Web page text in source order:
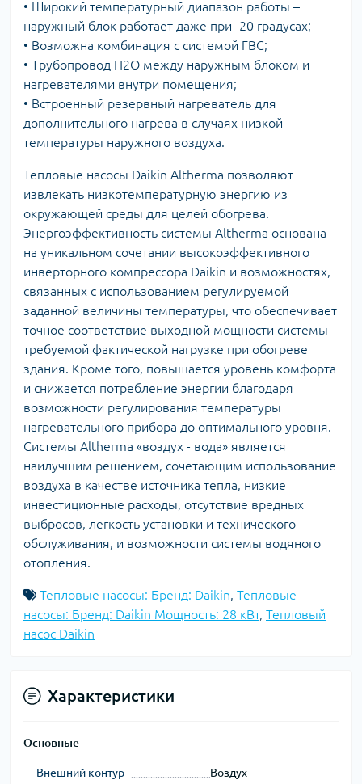
• Широкий температурный диапазон работы –
наружный блок работает даже при -20 градусах;
• Возможна комбинация с системой ГВС;
• Трубопровод Н2О между наружным блоком и
нагревателями внутри помещения;
• Встроенный резервный нагреватель для
дополнительного нагрева в случаях низкой
температуры наружного воздуха.
Тепловые насосы Daikin Altherma позволяют
извлекать низкотемпературную энергию из
окружающей среды для целей обогрева.
Энергоэффективность системы Altherma основана
на уникальном сочетании высокоэффективного
инверторного компрессора Daikin и возможностях,
связанных с использованием регулируемой
заданной величины температуры, что обеспечивает
точное соответствие выходной мощности системы
требуемой фактической нагрузке при обогреве
здания. Кроме того, повышается уровень комфорта
и снижается потребление энергии благодаря
возможности регулирования температуры
нагревательного прибора до оптимального уровня.
Системы Altherma «воздух - вода» является
наилучшим решением, сочетающим использование
воздуха в качестве источника тепла, низкие
инвестиционные расходы, отсутствие вредных
выбросов, легкость установки и технического
обслуживания, и возможности системы водяного
отопления.
Тепловые насосы: Бренд: Daikin, Тепловые
насосы: Бренд: Daikin Мощность: 28 кВт, Тепловый
насос Daikin
Характеристики
Основные
Внешний контур Воздух